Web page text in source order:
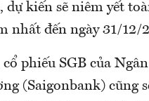
dự kiến sẽ niêm yết
nhất đến ngày 31/12/
phiếu SGB của
(Saigonbank) cũng